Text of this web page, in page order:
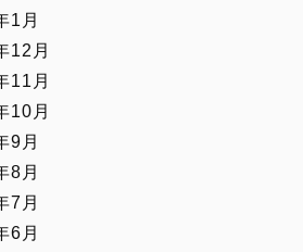
1月
12月
11月
10月
9月
8月
7月
6月